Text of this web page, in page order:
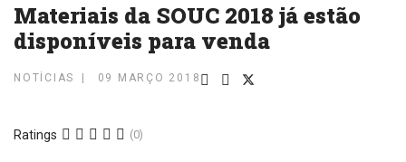
Materiais da SOUC 2018 já estão
disponíveis para venda
NOTÍCIAS 09 MARÇO 2018
Ratings (0)